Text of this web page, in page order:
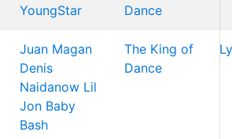
YoungStar
Dance
Juan Magan
Denis
Naidanow Lil
Jon Baby
Bash
The King of
Dance